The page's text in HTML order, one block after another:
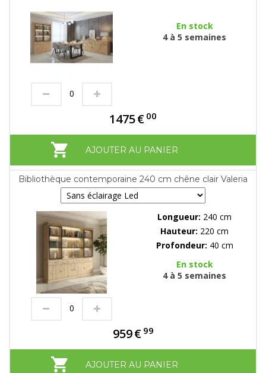
En stock
4 à 5 semaines
1475€ 00
AJOUTER AU PANIER
Bibliothèque contemporaine 240 cm chêne clair Valeria
Longueur: 240 cm
Hauteur: 220 cm
Profondeur: 40 cm
En stock
4 à 5 semaines
959€ 99
AJOUTER AU PANIER